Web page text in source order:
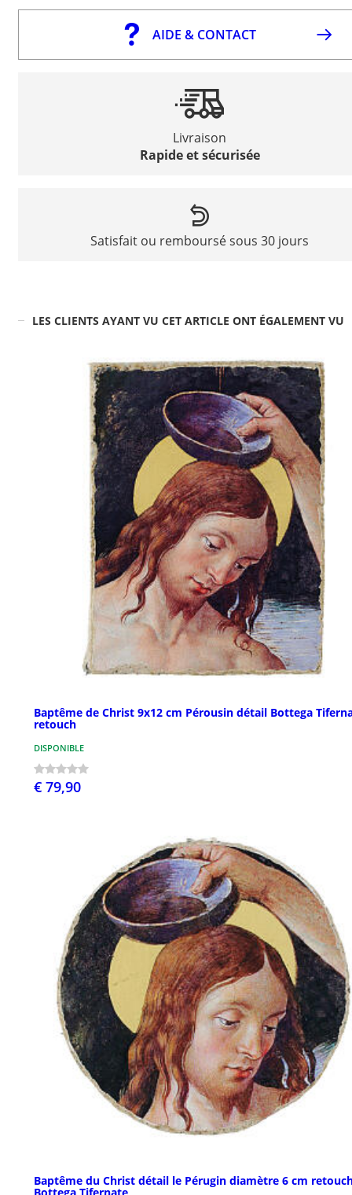
AIDE & CONTACT
Livraison
Rapide et sécurisée
Satisfait ou remboursé sous 30 jours
LES CLIENTS AYANT VU CET ARTICLE ONT ÉGALEMENT VU
Baptême de Christ 9x12 cm Pérousin détail Bottega
retouch
DISPONIBLE
€ 79,90
Baptême du Christ détail le Pérugin diamètre 6 cm